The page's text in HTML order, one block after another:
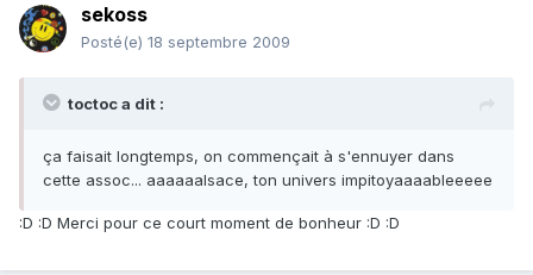
sekoss
Posté(e) 18 septembre 2009
toctoc a dit :
ça faisait longtemps, on commençait à s'ennuyer dans
cette assoc... aaaaaalsace, ton univers impitoyaaaableeeee
:D :D Merci pour ce court moment de bonheur :D :D